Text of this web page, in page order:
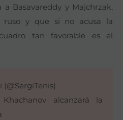
Basavareddy y Majchrzak,
ruso y que si no acusa la
tan favorable es el
(@SergiTenis)
Khachanov alcanzará la